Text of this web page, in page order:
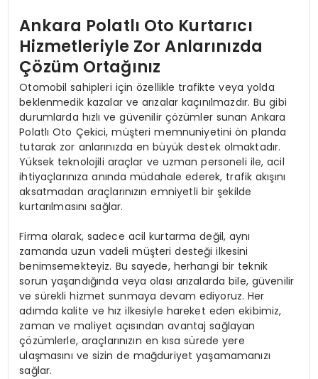
Ankara Polatlı Oto Kurtarıcı
Hizmetleriyle Zor Anlarınızda
Çözüm Ortağınız
Otomobil sahipleri için özellikle trafikte veya yolda
beklenmedik kazalar ve arızalar kaçınılmazdır. Bu gibi
durumlarda hızlı ve güvenilir çözümler sunan Ankara
Polatlı Oto Çekici, müşteri memnuniyetini ön planda
tutarak zor anlarınızda en büyük destek olmaktadır.
Yüksek teknolojili araçlar ve uzman personeli ile, acil
ihtiyaçlarınıza anında müdahale ederek, trafik akışını
aksatmadan araçlarınızın emniyetli bir şekilde
kurtarılmasını sağlar.
Firma olarak, sadece acil kurtarma değil, aynı
zamanda uzun vadeli müşteri desteği ilkesini
benimsemekteyiz. Bu sayede, herhangi bir teknik
sorun yaşandığında veya olası arızalarda bile, güvenilir
ve sürekli hizmet sunmaya devam ediyoruz. Her
adımda kalite ve hız ilkesiyle hareket eden ekibimiz,
zaman ve maliyet açısından avantaj sağlayan
çözümlerle, araçlarınızın en kısa sürede yere
ulaşmasını ve sizin de mağduriyet yaşamamanızı
sağlar.